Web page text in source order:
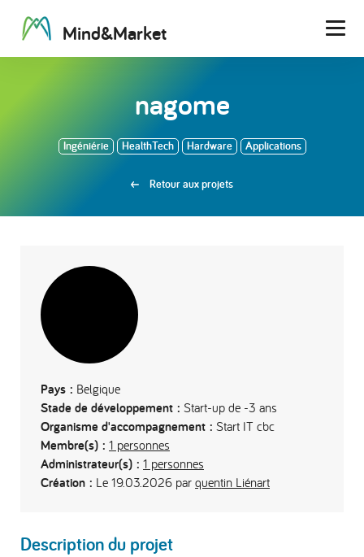
Mind&Market
nagome
Ingéniérie HealthTech Hardware Applications
Retour aux projets
Pays : Belgique
Stade de développement : Start-up de -3 ans
Organisme d'accompagnement : Start IT cbc
Membre(s) : 1 personnes
Administrateur(s) : 1 personnes
Création : Le 19.03.2026 par quentin Liénart
Description du projet